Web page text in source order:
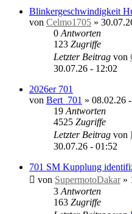
Blinkergeschwindigkeit
von Celmo1705 »
0 Antworten
123 Zugriffe
Letzter Beitrag von
30.07.26 - 12:02
2026er 701
von Bert_701 » 08.02.26
19 Antworten
4525 Zugriffe
Letzter Beitrag von
30.07.26 - 01:52
701 SM Kupplung
von SupermotoDakar»
3 Antworten
163 Zugriffe